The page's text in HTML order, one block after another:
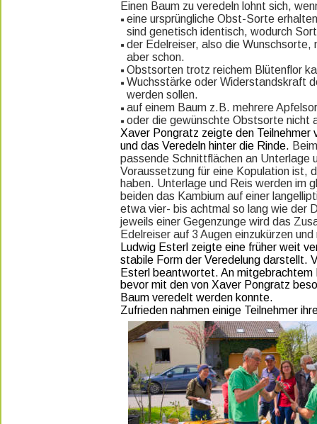
Einen Baum zu veredeln lohnt sich,
eine ursprüngliche Obst-Sorte
sind genetisch identisch, wodurch
der Edelreiser, also die
aber schon.
Obstsorten trotz reichem Blütenflor
Wuchsstärke oder Widerstandskraft
werden sollen.
auf einem Baum z.B. mehrere
oder die gewünschte Obstsorte nicht
Xaver Pongratz zeigte den
und das Veredeln hinter die Rinde.
passende Schnittflächen an
Voraussetzung für eine Kopulation ist,
haben. Unterlage und Reis werden im
beiden das Kambium auf einer
etwa vier- bis achtmal so lang wie der
jeweils einer Gegenzunge wird das
Edelreiser auf 3 Augen einzukürzen
Ludwig Esterl zeigte eine früher weit
stabile Form der Veredelung darstellt.
Esterl beantwortet. An mitgebrachtem
bevor mit den von Xaver Pongratz
Baum veredelt werden konnte.
Zufrieden nahmen einige Teilnehmer